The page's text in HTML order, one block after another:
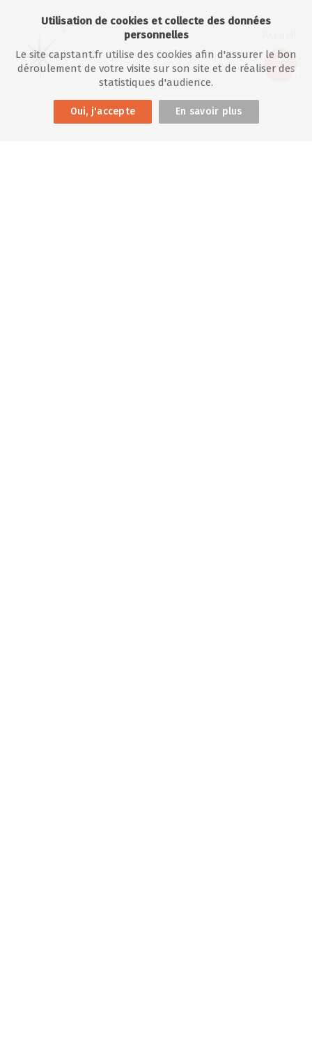
Utilisation de cookies et collecte des données
personnelles
Le site capstant.fr utilise des cookies afin d'assurer le bon
déroulement de votre visite sur son site et de réaliser des
statistiques d'audience.
Oui, j'accepte En savoir plus